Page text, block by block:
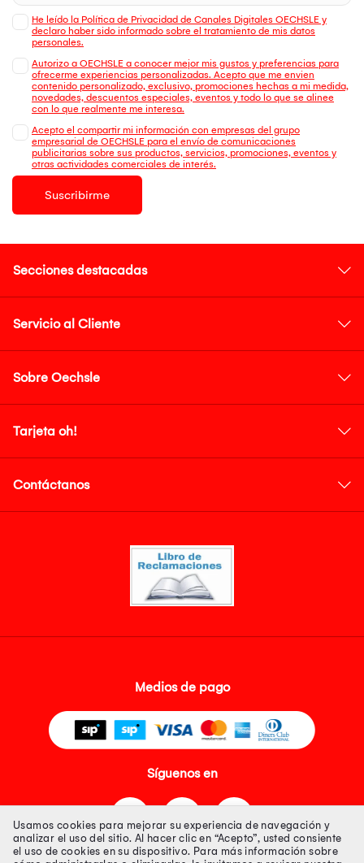
He leído la Política de Privacidad de Canales Digitales OECHSLE y
declaro haber sido informado sobre el tratamiento de mis datos
personales.
Autorizo a OECHSLE a conocer mejor mis gustos y preferencias para
ofrecerme experiencias personalizadas. Acepto que me envien
contenido personalizado, exclusivo, promociones hechas a mi medida,
novedades, descuentos especiales, eventos y todo lo que se alinee
con lo que realmente me interesa.
Acepto el compartir mi información con empresas del grupo
empresarial de OECHSLE para el envío de comunicaciones
publicitarias sobre sus productos, servicios, promociones, eventos y
otras actividades comerciales de interés.
Suscribirme
Secciones destacadas
Servicio al Cliente
Sobre Oechsle
Tarjeta oh!
Contáctanos
Medios de pago
Síguenos en
Usamos cookies para mejorar su experiencia de navegación y
analizar el uso del sitio. Al hacer clic en “Acepto”, usted consiente
el uso de cookies en su dispositivo. Para más información sobre